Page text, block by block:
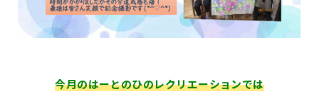
今月のはーとのひのレクリエーションでは